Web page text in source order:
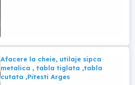
Afacere la cheie, utilaje sipca
metalica , tabla tiglata ,tabla
cutata ,Pitesti Arges